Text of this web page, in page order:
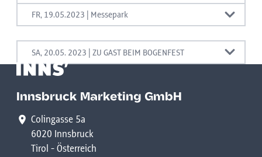
14:00 - 16:00 Uhr: BEGEGNUNG & AUSTAUSCH
DreiheiligenISD Stadtteiltreff Dreiheiligen
*bei Schlechtwetter findet das Programm im ISD
Stadtteiltreff statt.
FR, 19.05.2023 | Messepark
14:00 - 16:30 Uhr: "Seelsorge im Krankenhaus
und in der Pfarrgemeinde
Saggen
17:00 - 18:00: "Yoga mit Anna"
SA, 20.05. 2023 | ZU GAST BEIM BOGENFEST
15:00 - 18:00: FEST IM PARK
Gemeinsam feiern im Messepark mit
& Jungschar Saggen
Innsbruck Marketing GmbH
Colingasse 5a
6020 Innsbruck
Tirol - Österreich